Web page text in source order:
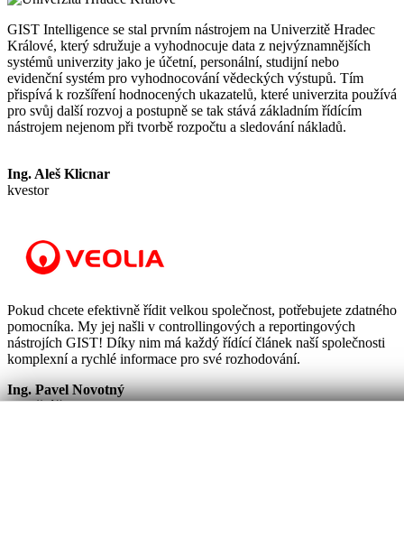
GIST Intelligence se stal prvním nástrojem na Univerzitě Hradec
Králové, který sdružuje a vyhodnocuje data z nejvýznamnějších
systémů univerzity jako je účetní, personální, studijní nebo
evidenční systém pro vyhodnocování vědeckých výstupů. Tím
přispívá k rozšíření hodnocených ukazatelů, které univerzita používá
pro svůj další rozvoj a postupně se tak stává základním řídícím
nástrojem nejenom při tvorbě rozpočtu a sledování nákladů.
Ing. Aleš Klicnar
kvestor
Pokud chcete efektivně řídit velkou společnost, potřebujete zdatného
pomocníka. My jej našli v controllingových a reportingových
nástrojích GIST! Díky nim má každý řídící článek naší společnosti
komplexní a rychlé informace pro své rozhodování.
Ing. Pavel Novotný
finanční ředitel PVK